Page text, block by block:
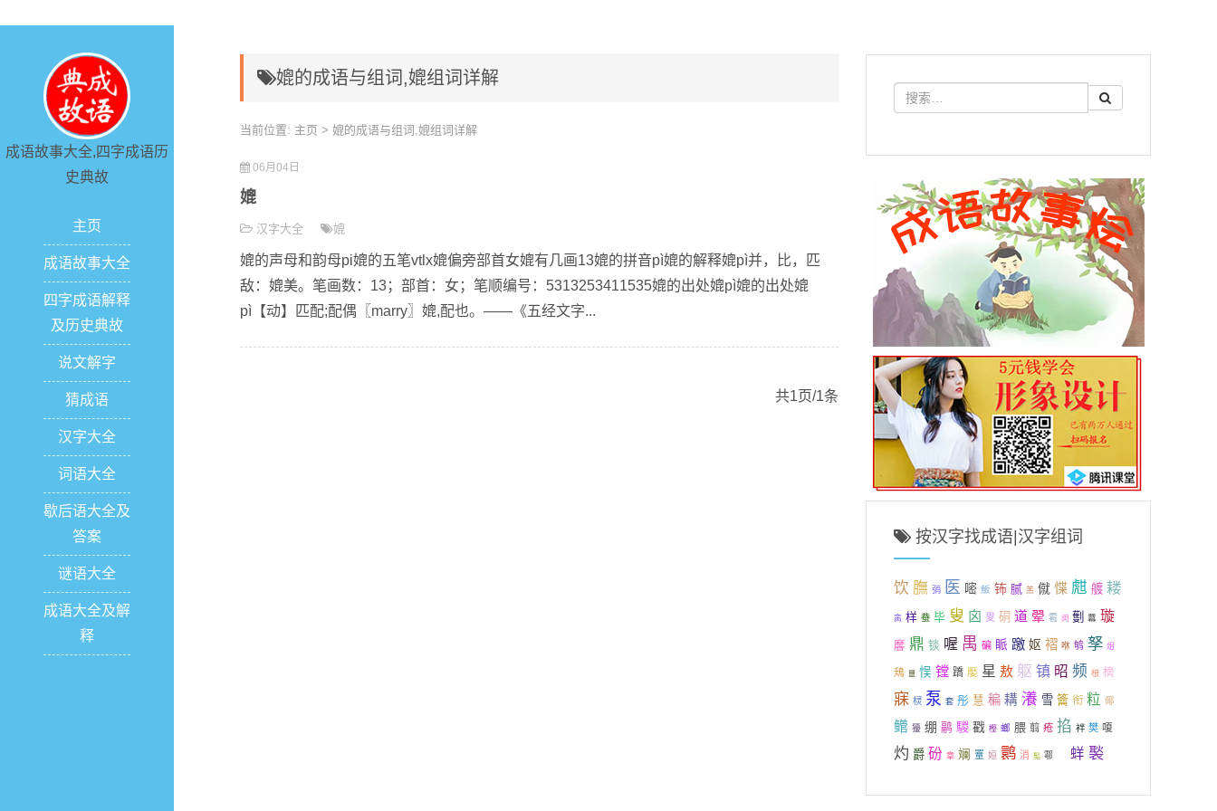
成语故事大全,四字成语历
史典故
主页
成语故事大全
四字成语解释
及历史典故
说文解字
猜成语
汉字大全
词语大全
歇后语大全及
答案
谜语大全
成语大全及解
释
媲的成语与组词,媲组词详解
当前位置: 主页 > 媲的成语与组词,媲组词详解
06月04日
媲
汉字大全 媲
媲的声母和韵母pi媲的五笔vtlx媲偏旁部首女媲有几画13媲的拼音pì媲的解释媲pì并，比，匹
敌：媲美。笔画数：13；部首：女；笔顺编号：5313253411535媲的出处媲pì媲的出处媲
pì【动】匹配;配偶〖marry〗媲,配也。——《五经文字...
共1页/1条
按汉字找成语|汉字组词
饮 膴 弰 医 嘧 魬 钸 腻 羔 僦 惵 甝 艔 耧
脔 样 蛬 毕 叟 囟 畟 硐 道 翚 雹 闵 劐 羃 璇
黁 鼎 锬 喔 禺 碥 眽 躈 妪 褶 咻 鸲 孥 俎
鴁 噩 悮 镗 蹻 嬮 星 敖 躯 镇 昭 频 桹 樀
寐 棂 泵 套 彤 慧 稨 耩 瀁 雪 籥 衔 粒 倻
鳤 獶 绷 鹝 騣 戳 樫 螂 腲 翦 疮 掐 袢 樊 嗄
灼 爵 砏 章 斓 罿 姮 鹮 消 髧 鄠 蛘 褧